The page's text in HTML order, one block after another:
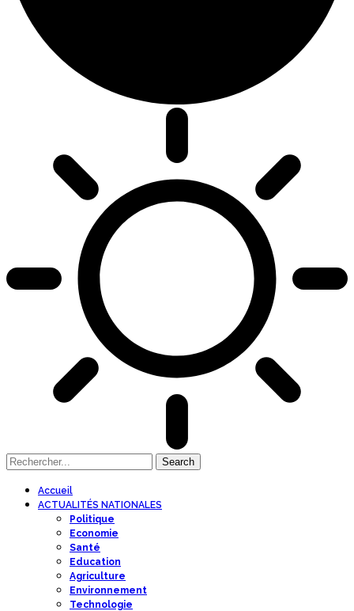
Accueil
ACTUALITÉS NATIONALES
Politique
Economie
Santé
Education
Agriculture
Environnement
Technologie